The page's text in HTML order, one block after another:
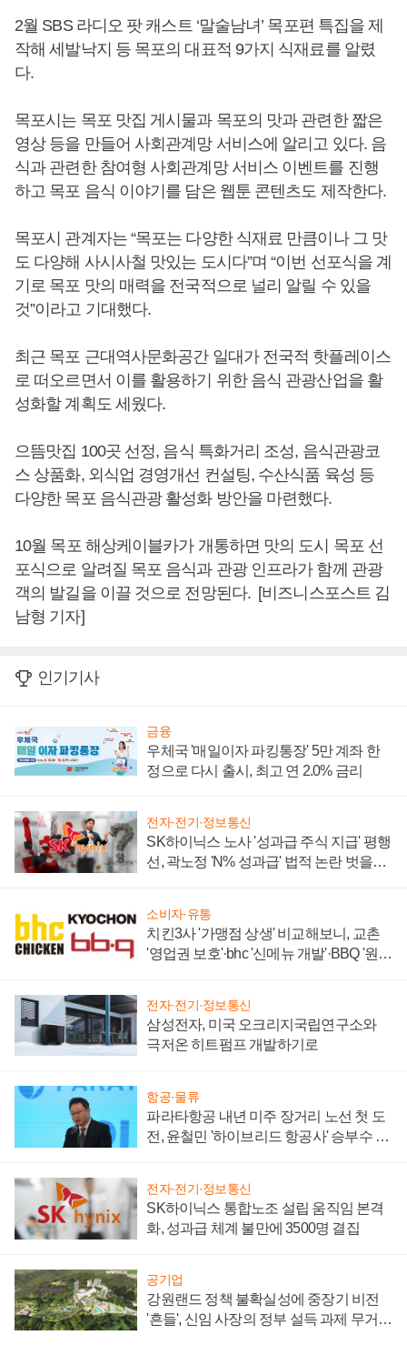
2월 SBS 라디오 팟 캐스트 ‘말술남녀’ 목포편 특집을 제
작해 세발낙지 등 목포의 대표적 9가지 식재료를 알렸
다.
목포시는 목포 맛집 게시물과 목포의 맛과 관련한 짧은
영상 등을 만들어 사회관계망 서비스에 알리고 있다. 음
식과 관련한 참여형 사회관계망 서비스 이벤트를 진행
하고 목포 음식 이야기를 담은 웹툰 콘텐츠도 제작한다.
목포시 관계자는 “목포는 다양한 식재료 만큼이나 그 맛
도 다양해 사시사철 맛있는 도시다”며 “이번 선포식을 계
기로 목포 맛의 매력을 전국적으로 널리 알릴 수 있을
것”이라고 기대했다.
최근 목포 근대역사문화공간 일대가 전국적 핫플레이스
로 떠오르면서 이를 활용하기 위한 음식 관광산업을 활
성화할 계획도 세웠다.
으뜸맛집 100곳 선정, 음식 특화거리 조성, 음식관광코
스 상품화, 외식업 경영개선 컨설팅, 수산식품 육성 등
다양한 목포 음식관광 활성화 방안을 마련했다.
10월 목포 해상케이블카가 개통하면 맛의 도시 목포 선
포식으로 알려질 목포 음식과 관광 인프라가 함께 관광
객의 발길을 이끌 것으로 전망된다. [비즈니스포스트 김
남형 기자]
인기기사
금융
우체국 '매일이자 파킹통장' 5만 계좌 한
정으로 다시 출시, 최고 연 2.0% 금리
전자·전기·정보통신
SK하이닉스 노사 '성과급 주식 지급' 평행
선, 곽노정 'N% 성과급' 법적 논란 벗을지
소비자·유통
치킨3사 '가맹점 상생' 비교해보니, 교촌
'영업권 보호'·bhc '신메뉴 개발'·BBQ '원가
전자·전기·정보통신
삼성전자, 미국 오크리지국립연구소와
극저온 히트펌프 개발하기로
항공·물류
파라타항공 내년 미주 장거리 노선 첫 도
전, 윤철민 '하이브리드 항공사' 승부수 통
전자·전기·정보통신
SK하이닉스 통합노조 설립 움직임 본격
화, 성과급 체계 불만에 3500명 결집
공기업
강원랜드 정책 불확실성에 중장기 비전
'흔들', 신임 사장의 정부 설득 과제 무거워